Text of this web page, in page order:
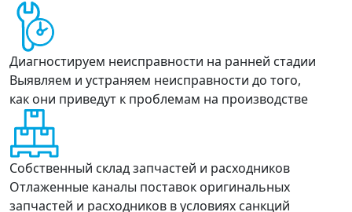
Диагностируем неисправности на ранней стадии
Выявляем и устраняем неисправности до того,
как они приведут к проблемам на производстве
Собственный склад запчастей и расходников
Отлаженные каналы поставок оригинальных
запчастей и расходников в условиях санкций